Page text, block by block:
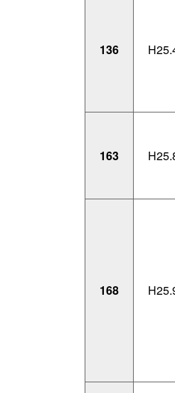
136
163
168